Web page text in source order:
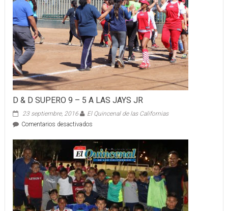
PARA
HACER
NEGOCIOS
D & D SUPERO 9 – 5 A LAS JAYS JR
23 septiembre, 2016
El Quincenal de las Californias
Comentarios desactivadosen
&
D
SUPERO
9
–
5
A
LAS